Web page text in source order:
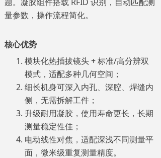
量参数，操作流程简化。
核心优势
模块化热插拔镜头 + 标准/高分辨双
模式，适配多种几何空间；
细长机身可深入内孔、深腔、焊缝内
侧，无需拆解工件；
升级耐用凝胶，使用寿命更长，长期
测量稳定性佳；
电动线性对焦，适配深浅不同测量平
面，微米级重复测量精度。